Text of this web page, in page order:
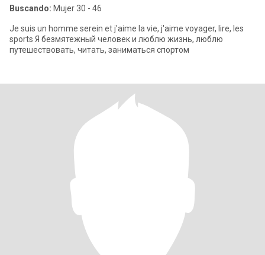
Buscando: Mujer 30 - 46
Je suis un homme serein et j'aime la vie, j'aime voyager, lire, les
sports Я безмятежный человек и люблю жизнь, люблю
путешествовать, читать, заниматься спортом